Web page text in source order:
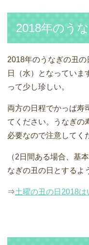
2018年のう
2018年のうなぎの丑
日（水）となっていま
って少し珍しい。
両方の日程でかっぱ寿
てください。うなぎの
必要なので注意してく
（2日間ある場合、基
なぎの丑の日とするよ
⇒土曜の丑の日2018